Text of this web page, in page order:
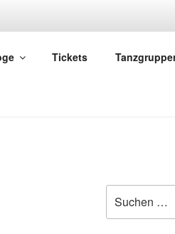
Tickets
nach: